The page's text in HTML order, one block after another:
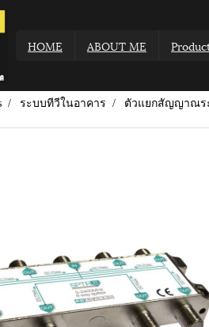
HOME ABOUT ME
ระบบทีวีในอาคาร ตัวแยกสัญญาณร